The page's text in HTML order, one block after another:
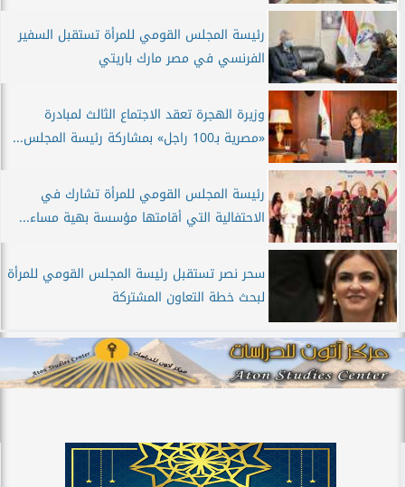
رئيسة المجلس القومي للمرأة تستقبل السفير
الفرنسي في مصر مارك باريتي
وزيرة الهجرة تعقد الاجتماع الثالث لمبادرة
«مصرية بـ100 راجل» بمشاركة رئيسة المجلس...
رئيسة المجلس القومي للمرأة تشارك في
الاحتفالية التي أقامتها مؤسسة بهية مساء...
سحر نصر تستقبل رئيسة المجلس القومي للمرأة
لبحث خطة التعاون المشتركة